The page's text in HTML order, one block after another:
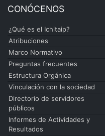
CONÓCENOS
¿Qué es el Ichitaip?
Atribuciones
Marco Normativo
Preguntas frecuentes
Estructura Orgánica
Vinculación con la sociedad
Directorio de servidores
públicos
Informes de Actividades y
Resultados